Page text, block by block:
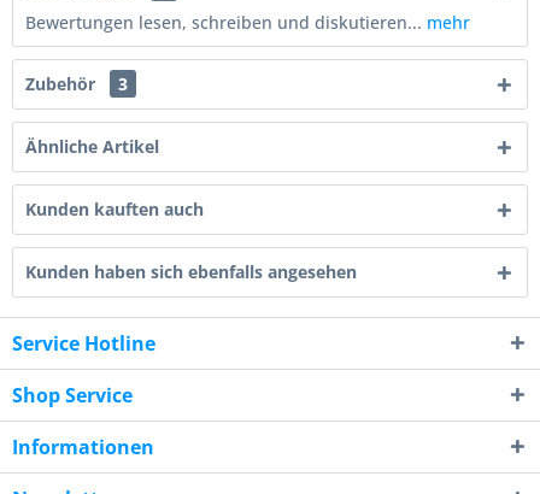
Bewertungen lesen, schreiben und diskutieren... mehr
Zubehör 3
Ähnliche Artikel
Kunden kauften auch
Kunden haben sich ebenfalls angesehen
Service Hotline
Shop Service
Informationen